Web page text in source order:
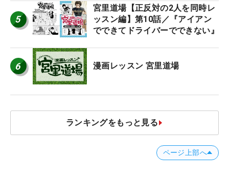
5
宮里道場【正反対の2人を同時レ
ッスン編】第10話／『アイアン
でできてドライバーでできない』
6 漫画レッスン 宮里道場
ランキングをもっと見る
ページ上部へ